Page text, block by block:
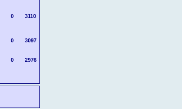
0
3110
0
3097
0
2976